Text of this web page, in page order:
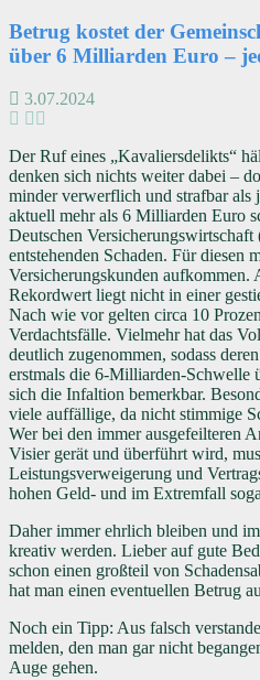
Betrug kostet der
über 6 Milliarden Euro –
3.07.2024
Der Ruf eines „Kavaliersdelikts“
denken sich nichts weiter dabei –
minder verwerflich und strafbar als
aktuell mehr als 6 Milliarden Euro
Deutschen
entstehenden Schaden. Für diesen
Versicherungskunden
Rekordwert liegt nicht in einer
Nach wie vor gelten circa 10
Verdachtsfälle. Vielmehr hat das
deutlich zugenommen, sodass
erstmals die 6-Milliarden-Schwelle
sich die Infaltion bemerkbar.
viele auffällige, da nicht stimmige
Wer bei den immer ausgefeilteren
Visier gerät und überführt wird,
Leistungsverweigerung und
hohen Geld- und im Extremfall
Daher immer ehrlich bleiben und
kreativ werden. Lieber auf gute
schon einen großteil von
hat man einen eventuellen Betrug
Noch ein Tipp: Aus falsch
melden, den man gar nicht
Auge gehen.